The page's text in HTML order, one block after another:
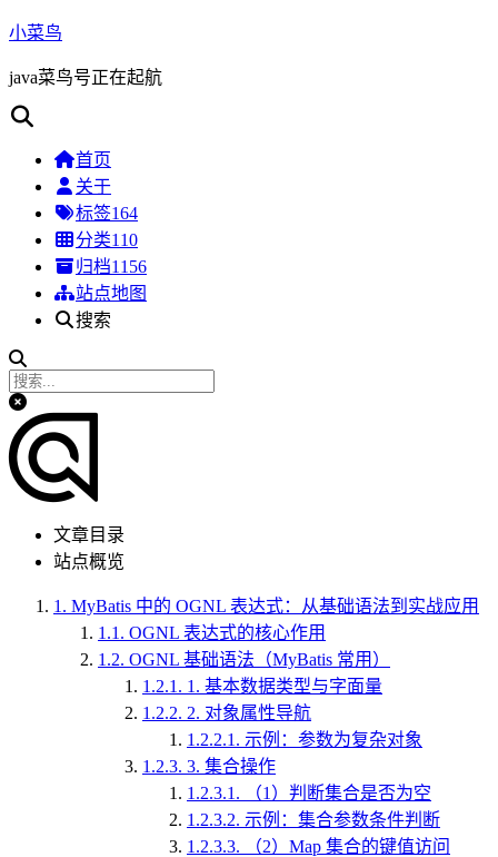
小菜鸟
java菜鸟号正在起航
首页
关于
标签164
分类110
归档1156
站点地图
搜索
文章目录
站点概览
1. MyBatis 中的 OGNL 表达式：从基础语法到实战应用
1.1. OGNL 表达式的核心作用
1.2. OGNL 基础语法（MyBatis 常用）
1.2.1. 1. 基本数据类型与字面量
1.2.2. 2. 对象属性导航
1.2.2.1. 示例：参数为复杂对象
1.2.3. 3. 集合操作
1.2.3.1.
（1）判断集合是否为空
1.2.3.2. 示例：集合参数条件判断
1.2.3.3.
（2）Map 集合的键值访问